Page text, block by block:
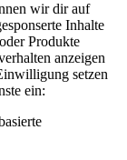
wir dir auf
Inhalte
Produkte
anzeigen
setzen
ein: